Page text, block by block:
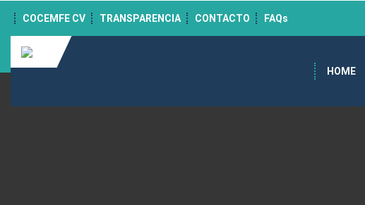
COCEMFE CV
TRANSPARENCIA CONTACTO FAQs
HOME